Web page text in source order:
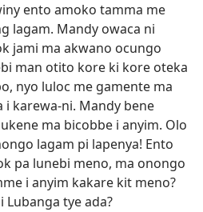
ento amoko tamma me
lagam. Mandy owaca ni
jami ma akwano ocungo
man otito kore ki kore oteka
nyo luloc me gamente ma
karewa-ni. Mandy bene
ma bicobbe i anyim. Olo
lagam pi lapenya! Ento
pa lunebi meno, ma onongo
i anyim kakare kit meno?
tye ada?